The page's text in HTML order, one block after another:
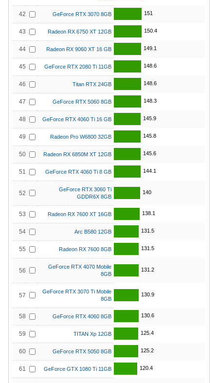
42 GeForce RTX 3070 8GB 151
43 Radeon RX 6750 XT 12GB 150.4
44 Radeon RX 9060 XT 16 GB 149.1
45 GeForce RTX 2080 Ti 11GB 148.6
46 Titan RTX 24GB 148.6
47 GeForce RTX 5060 8GB 148.3
48 GeForce RTX 4060 Ti 16 GB 145.9
49 Radeon Pro W6800 32GB 145.8
50 Radeon RX 6850M XT 12GB 145.6
51 GeForce RTX 4060 Ti 8 GB 144.1
52
GeForce RTX 3060 Ti
GDDR6X 8GB
140
53 Radeon RX 7600 XT 16GB 138.1
54 Arc B580 12GB 131.5
55 Radeon RX 7600 8GB 131.5
56
GeForce RTX 4070 Mobile
8GB
131.2
57
GeForce RTX 3070 Ti Mobile
8GB
130.9
58 GeForce RTX 4060 8GB 130.6
59 TITAN Xp 12GB 125.4
60 GeForce RTX 5050 8GB 125.2
61 GeForce GTX 1080 Ti 11GB 120.4